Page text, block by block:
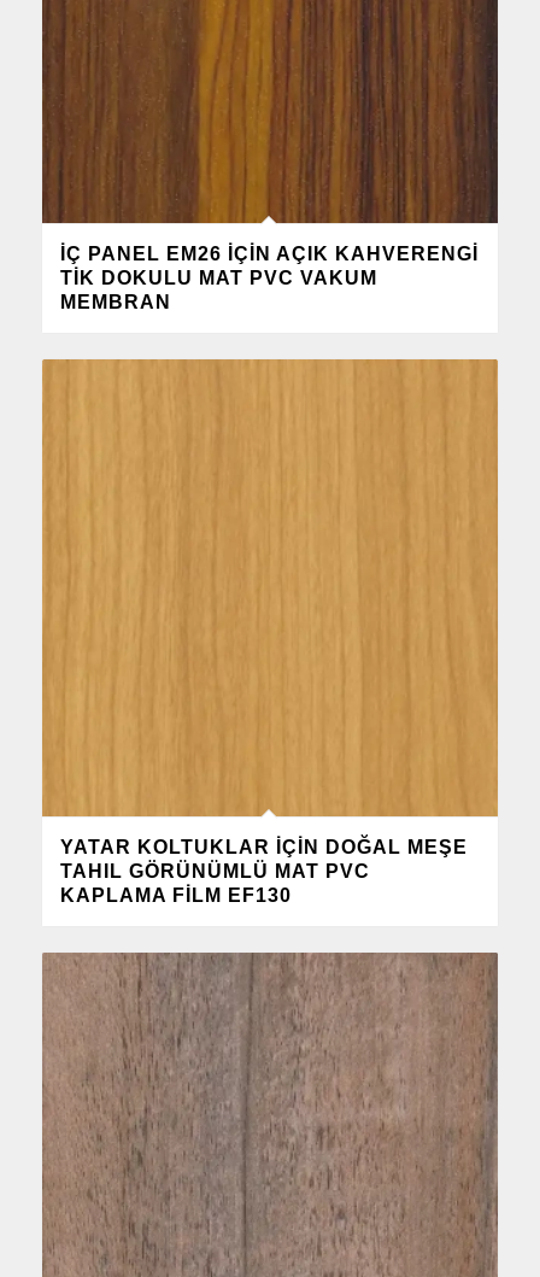
İÇ PANEL EM26 IÇIN AÇIK KAHVERENGI
TIK DOKULU MAT PVC VAKUM
MEMBRAN
YATAR KOLTUKLAR IÇIN DOĞAL MEŞE
TAHIL GÖRÜNÜMLÜ MAT PVC
KAPLAMA FILM EF130